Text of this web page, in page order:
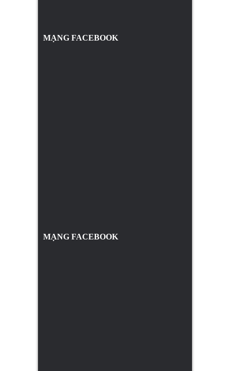
MẠNG FACEBOOK
MẠNG FACEBOOK